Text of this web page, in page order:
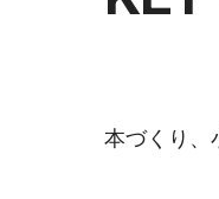
本づくり、